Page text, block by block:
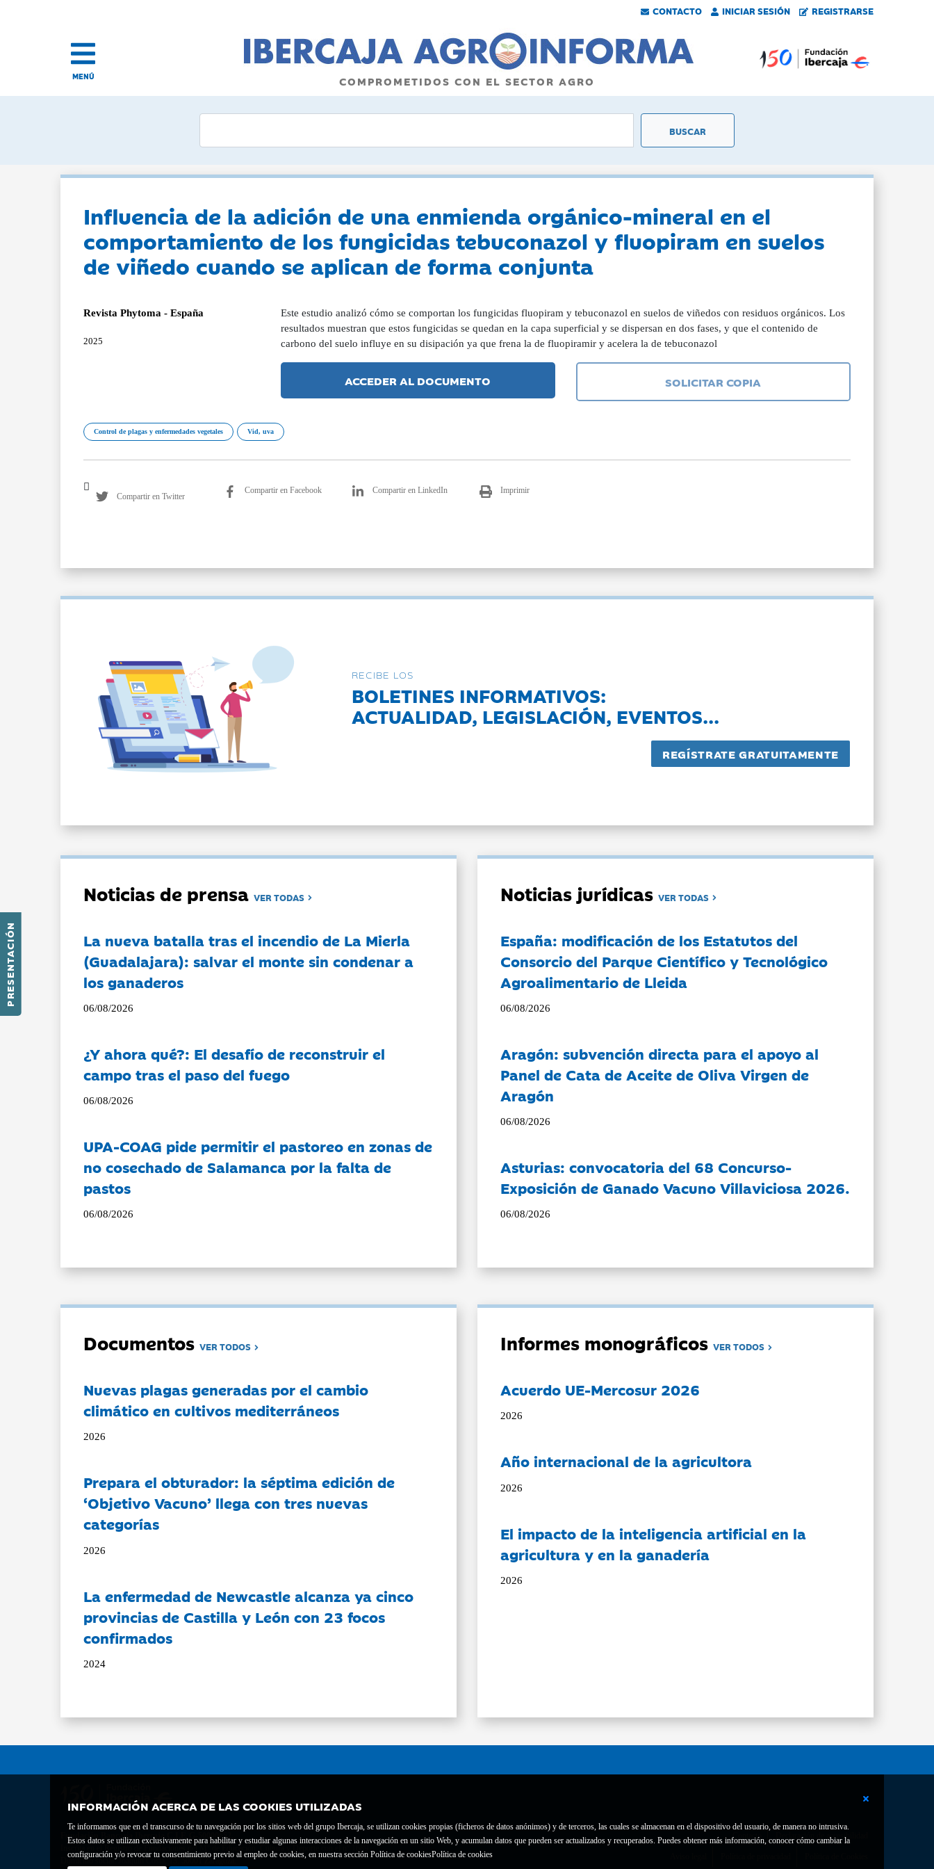
CONTACTO INICIAR SESIÓN REGISTRARSE
PRESENTACIÓN
MENÚ COMPROMETIDOS CON EL SECTOR AGRO
INFORMACIÓN ACERCA DE LAS COOKIES UTILIZADAS
Te informamos que en el transcurso de tu navegación por los sitios web del grupo Ibercaja, se utilizan cookies propias (ficheros de datos anónimos) y de terceros, las cuales se almacenan en el dispositivo del usuario, de manera no intrusiva.
Estos datos se utilizan exclusivamente para habilitar y estudiar algunas interacciones de la navegación en un sitio Web, y acumulan datos que pueden ser actualizados y recuperados. Puedes obtener más información, conocer cómo cambiar la
configuración y/o revocar tu consentimiento previo al empleo de cookies, en nuestra sección Política de cookiesPolítica de cookies
Influencia de la adición de una enmienda orgánico-mineral en el
comportamiento de los fungicidas tebuconazol y fluopiram en suelos
de viñedo cuando se aplican de forma conjunta
Revista Phytoma - España
2025
Este estudio analizó cómo se comportan los fungicidas fluopiram y tebuconazol en suelos de viñedos con residuos orgánicos. Los
resultados muestran que estos fungicidas se quedan en la capa superficial y se dispersan en dos fases, y que el contenido de
carbono del suelo influye en su disipación ya que frena la de fluopiramir y acelera la de tebuconazol
ACCEDER AL DOCUMENTO SOLICITAR COPIA
Control de plagas y enfermedades vegetales Vid, uva
Compartir en Twitter
Compartir en Facebook Compartir en LinkedIn Imprimir
RECIBE LOS
BOLETINES INFORMATIVOS:
ACTUALIDAD, LEGISLACIÓN, EVENTOS...
Noticias de prensaVER TODAS
La nueva batalla tras el incendio de La Mierla
(Guadalajara): salvar el monte sin condenar a
los ganaderos
06/08/2026
¿Y ahora qué?: El desafío de reconstruir el
campo tras el paso del fuego
06/08/2026
UPA-COAG pide permitir el pastoreo en zonas de
no cosechado de Salamanca por la falta de
pastos
06/08/2026
Noticias jurídicasVER TODAS
España: modificación de los Estatutos del
Consorcio del Parque Científico y Tecnológico
Agroalimentario de Lleida
06/08/2026
Aragón: subvención directa para el apoyo al
Panel de Cata de Aceite de Oliva Virgen de
Aragón
06/08/2026
Asturias: convocatoria del 68 Concurso-
Exposición de Ganado Vacuno Villaviciosa 2026.
06/08/2026
DocumentosVER TODOS
Nuevas plagas generadas por el cambio
climático en cultivos mediterráneos
2026
Prepara el obturador: la séptima edición de
‘Objetivo Vacuno’ llega con tres nuevas
categorías
2026
La enfermedad de Newcastle alcanza ya cinco
provincias de Castilla y León con 23 focos
confirmados
2024
Informes monográficosVER TODOS
Acuerdo UE-Mercosur 2026
2026
Año internacional de la agricultora
2026
El impacto de la inteligencia artificial en la
agricultura y en la ganadería
2026
Fundación Bancaria Ibercaja C.I.F. G-50000652.
Inscrita en el Registro de Fundaciones del Mº de Educación, Cultura y Deporte con el nº 1689.
Domicilio social: Joaquín Costa, 13. 50001 Zaragoza.
Contacto Declaración de accesibilidad